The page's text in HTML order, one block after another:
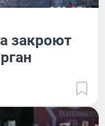
закроют